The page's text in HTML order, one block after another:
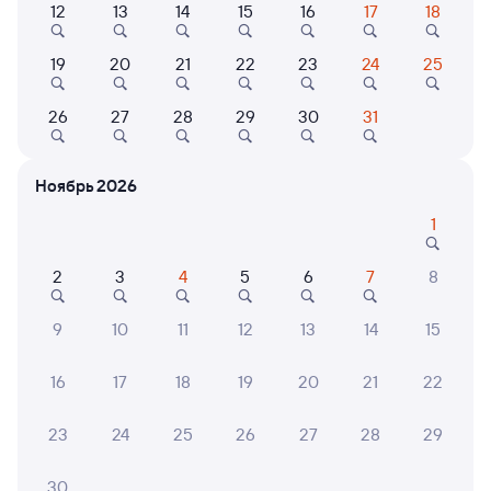
Найдём билет на поезд за вас
Отели в Дербенте
12 13 14 15 16 17 18
19 20 21 22 23 24 25
26 27 28 29 30 31
Ноябрь 2026
1
2 3 4 5 6 7 8
9 10 11 12 13 14 15
16 17 18 19 20 21 22
23 24 25 26 27 28 29